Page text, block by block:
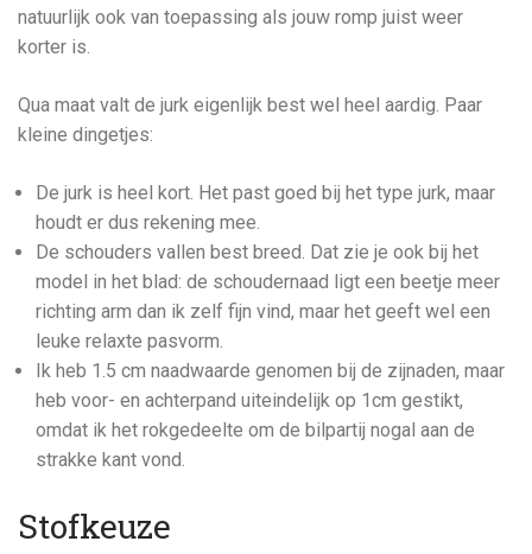
natuurlijk ook van toepassing als jouw romp juist weer
korter is.
Qua maat valt de jurk eigenlijk best wel heel aardig. Paar
kleine dingetjes:
De jurk is heel kort. Het past goed bij het type jurk, maar
houdt er dus rekening mee.
De schouders vallen best breed. Dat zie je ook bij het
model in het blad: de schoudernaad ligt een beetje meer
richting arm dan ik zelf fijn vind, maar het geeft wel een
leuke relaxte pasvorm.
Ik heb 1.5 cm naadwaarde genomen bij de zijnaden, maar
heb voor- en achterpand uiteindelijk op 1cm gestikt,
omdat ik het rokgedeelte om de bilpartij nogal aan de
strakke kant vond.
Stofkeuze